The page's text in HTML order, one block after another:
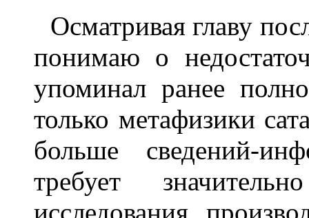
Осматривая главу
понимаю о
упоминал ранее
только метафизики
больше сведений-
требует